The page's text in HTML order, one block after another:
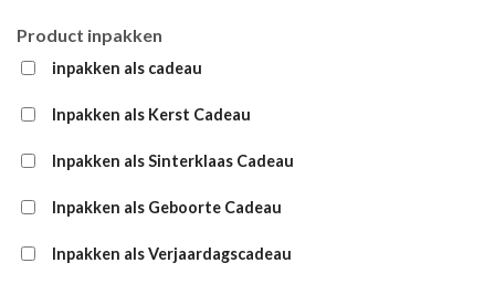
Product inpakken
inpakken als cadeau
Inpakken als Kerst Cadeau
Inpakken als Sinterklaas Cadeau
Inpakken als Geboorte Cadeau
Inpakken als Verjaardagscadeau